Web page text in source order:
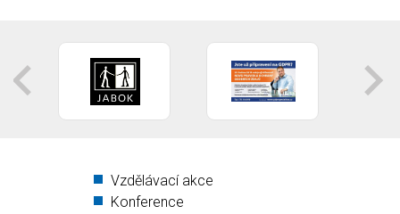
Vzdělávací akce
Konference